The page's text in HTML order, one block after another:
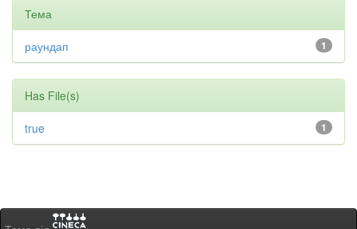
Тема
1
раундап
Has File(s)
1
true